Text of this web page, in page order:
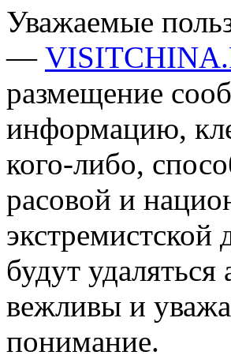
Уважаемые
—
размещение
информацию,
кого-либо,
расовой и
будут
вежливы и
понимание.